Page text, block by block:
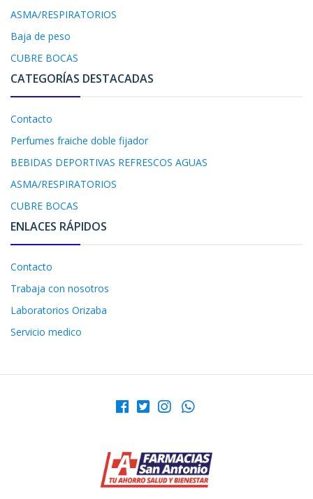
ASMA/RESPIRATORIOS
Baja de peso
CUBRE BOCAS
CATEGORÍAS DESTACADAS
Contacto
Perfumes fraiche doble fijador
BEBIDAS DEPORTIVAS REFRESCOS AGUAS
ASMA/RESPIRATORIOS
CUBRE BOCAS
ENLACES RÁPIDOS
Contacto
Trabaja con nosotros
Laboratorios Orizaba
Servicio medico